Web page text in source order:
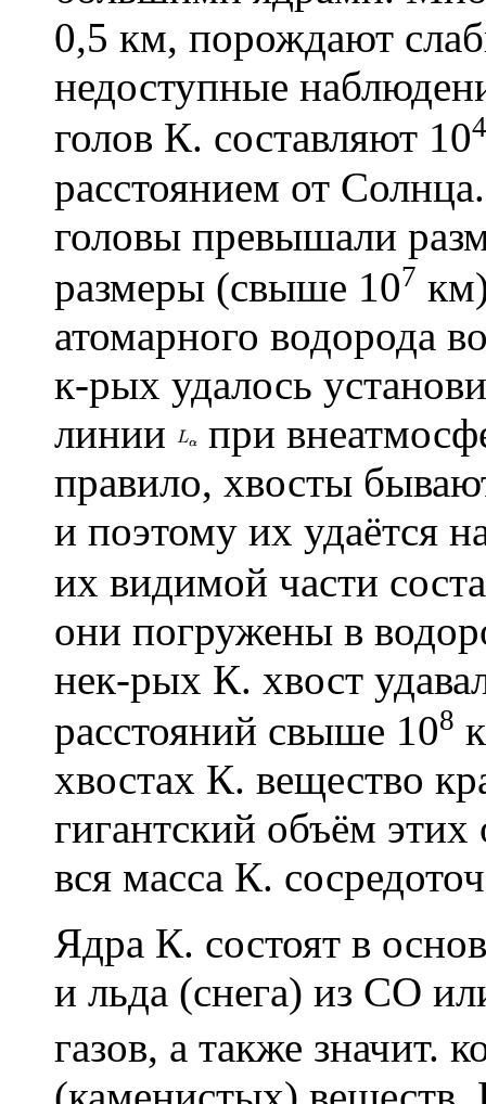
0,5 км, порождают
недоступные
голов К. составляют 104
расстоянием от
головы превышали
размеры (свыше 107
атомарного водорода
к-рых удалось
линии
при
правило, хвосты
и поэтому их удаётся
их видимой части
они погружены в
нек-рых К. хвост
расстояний свыше 108
хвостах К. вещество
гигантский объём
вся масса К.
Ядра К. состоят в
и льда (снега) из СО
газов, а также значит.